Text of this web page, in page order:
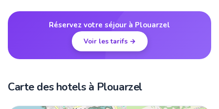
Réservez votre séjour à Plouarzel
Voir les tarifs →
Carte des hotels à Plouarzel